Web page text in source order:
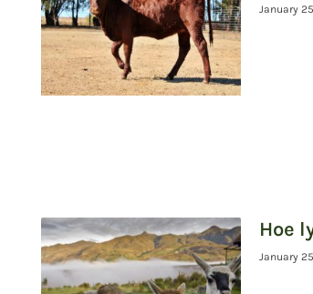
January
Hoe
January